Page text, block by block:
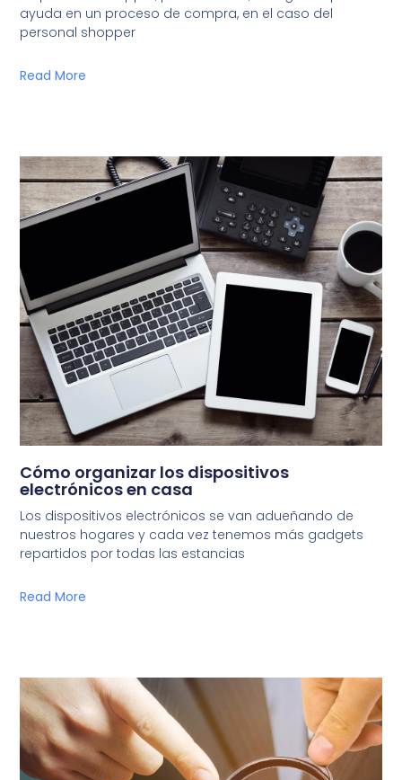
ayuda en un proceso de compra, en el caso del
personal shopper
Read More
Cómo organizar los dispositivos
electrónicos en casa
Los dispositivos electrónicos se van adueñando de
nuestros hogares y cada vez tenemos más gadgets
repartidos por todas las estancias
Read More